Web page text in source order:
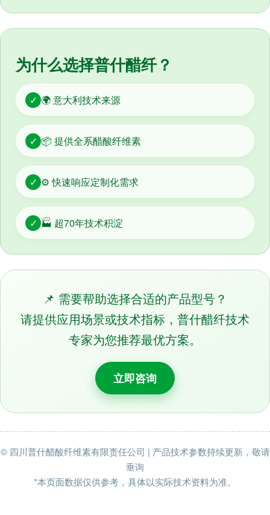
为什么选择普什醋纤？
✓ 🌍 意大利技术来源
✓ 📦 提供全系醋酸纤维素
✓ ⚙️ 快速响应定制化需求
✓ 🏭 超70年技术积淀
📌 需要帮助选择合适的产品型号？
请提供应用场景或技术指标，普什醋纤技术
专家为您推荐最优方案。
立即咨询
© 四川普什醋酸纤维素有限责任公司 | 产品技术参数持续更新，敬请
垂询
*本页面数据仅供参考，具体以实际技术资料为准。